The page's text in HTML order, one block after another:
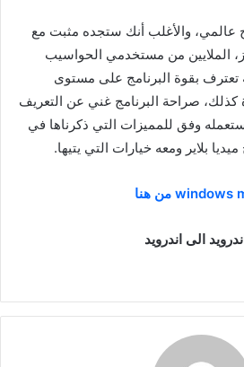
عالمي، والأغلب أنك ستجده مثبت مع
الملايين من مستخدمي الحواسيب
تعترف بقوة البرنامج على مستوى
كذلك، صراحة البرنامج غني عن التعريف
وفق للمميزات التي ذكرناها في
بلاير ومعه خيارات التي يتيها.
windows من هنا
الى اندرويد